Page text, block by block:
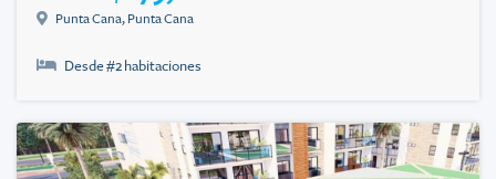
Punta Cana, Punta Cana
Desde #2 habitaciones